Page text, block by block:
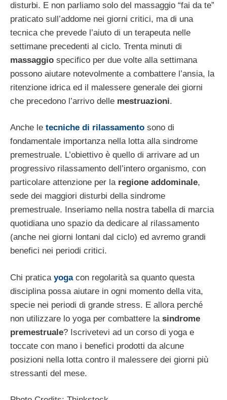
disturbi. E non parliamo solo del massaggio “fai da te”
praticato sull’addome nei giorni critici, ma di una
tecnica che prevede l’aiuto di un terapeuta nelle
settimane precedenti al ciclo. Trenta minuti di
massaggio specifico per due volte alla settimana
possono aiutare notevolmente a combattere l’ansia, la
ritenzione idrica ed il malessere generale dei giorni
che precedono l’arrivo delle mestruazioni.
Anche le tecniche di rilassamento sono di
fondamentale importanza nella lotta alla sindrome
premestruale. L’obiettivo è quello di arrivare ad un
progressivo rilassamento dell’intero organismo, con
particolare attenzione per la regione addominale,
sede dei maggiori disturbi della sindrome
premestruale. Inseriamo nella nostra tabella di marcia
quotidiana uno spazio da dedicare al rilassamento
(anche nei giorni lontani dal ciclo) ed avremo grandi
benefici nei periodi critici.
Chi pratica yogacon regolarità sa quanto questa
disciplina possa aiutare in ogni momento della vita,
specie nei periodi di grande stress. E allora perché
non utilizzare lo yoga per combattere la sindrome
premestruale? Iscrivetevi ad un corso di yoga e
toccate con mano i benefici prodotti da alcune
posizioni nella lotta contro il malessere dei giorni più
stressanti del mese.